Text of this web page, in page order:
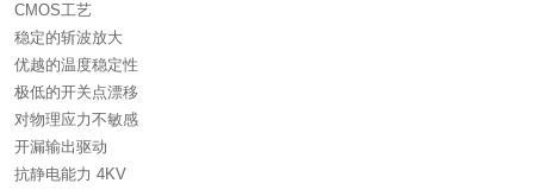
CMOS工艺
稳定的斩波放大
优越的温度稳定性
极低的开关点漂移
对物理应力不敏感
开漏输出驱动
抗静电能力 4KV